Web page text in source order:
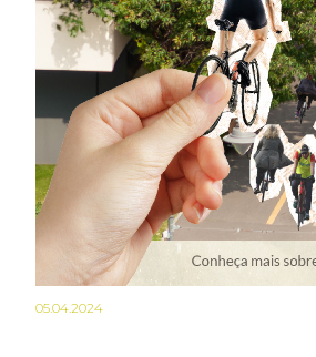
05.04.2024